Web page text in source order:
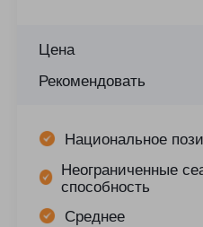
Цена
Рекомендовать
Национальное
Неограниченные
способность
Среднее